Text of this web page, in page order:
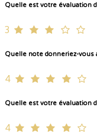
Quelle est votre évaluation
3
Quelle note donneriez-vous
4
Quelle est votre évaluation
4